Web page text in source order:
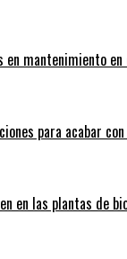
en mantenimiento
para acabar
en las plantas de